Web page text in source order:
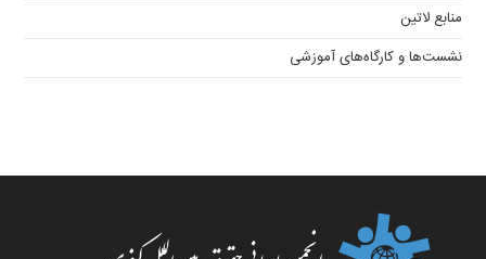
منابع لاتین
نشست‌ها و کارگاه‌های آموزشی